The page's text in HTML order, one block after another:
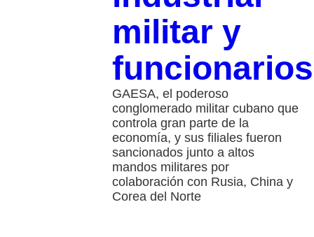
militar y
funcionarios
GAESA, el poderoso
conglomerado militar cubano que
controla gran parte de la
economía, y sus filiales fueron
sancionados junto a altos
mandos militares por
colaboración con Rusia, China y
Corea del Norte